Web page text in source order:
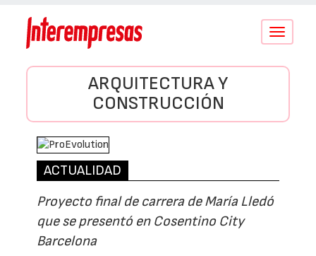
Conmutar
ARQUITECTURA Y
CONSTRUCCIÓN
ACTUALIDAD
Proyecto final de carrera de María Lledó
que se presentó en Cosentino City
Barcelona